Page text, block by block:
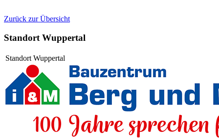
Zurück zur Übersicht
Standort Wuppertal
Standort Wuppertal